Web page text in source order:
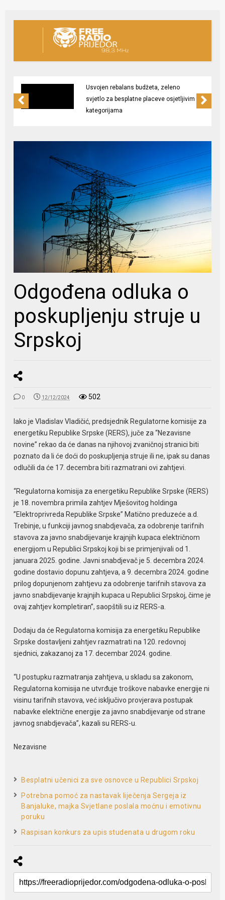
Usvojen rebalans budžeta, zeleno
svjetlo za besplatne placeve osjetljivim
kategorijama
Odgođena odluka o
poskupljenju struje u
Srpskoj
0 12/12/2024 502
Iako je Vladislav Vladičić, predsjednik Regulatorne komisije za
energetiku Republike Srpske (RERS), juče za “Nezavisne
novine” rekao da će danas na njihovoj zvaničnoj stranici biti
poznato da li će doći do poskupljenja struje ili ne, ipak su danas
odlučili da će 17. decembra biti razmatrani ovi zahtjevi.
“Regulatorna komisija za energetiku Republike Srpske (RERS)
je 18. novembra primila zahtjev Mješovitog holdinga
”Elektroprivreda Republike Srpske” Matično preduzeće a.d.
Trebinje, u funkciji javnog snabdjevača, za odobrenje tarifnih
stavova za javno snabdijevanje krajnjih kupaca električnom
energijom u Republici Srpskoj koji bi se primjenjivali od 1.
januara 2025. godine. Javni snabdjevač je 5. decembra 2024.
godine dostavio dopunu zahtjeva, a 9. decembra 2024. godine
prilog dopunjenom zahtjevu za odobrenje tarifnih stavova za
javno snabdijevanje krajnjih kupaca u Republici Srpskoj, čime je
ovaj zahtjev kompletiran”, saopštili su iz RERS-a.
Dodaju da će Regulatorna komisija za energetiku Republike
Srpske dostavljeni zahtjev razmatrati na 120. redovnoj
sjednici, zakazanoj za 17. decembar 2024. godine.
“U postupku razmatranja zahtjeva, u skladu sa zakonom,
Regulatorna komisija ne utvrđuje troškove nabavke energije ni
visinu tarifnih stavova, već isključivo provjerava postupak
nabavke električne energije za javno snabdijevanje od strane
javnog snabdjevača”, kazali su RERS-u.
Nezavisne
Besplatni učenici za sve osnovce u Republici Srpskoj
Potrebna pomoć za nastavak liječenja Sergeja iz
Banjaluke, majka Svjetlane poslala moćnu i emotivnu
poruku
Raspisan konkurs za upis studenata u drugom roku